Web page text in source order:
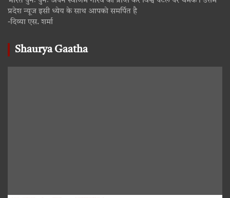
प्रदेश न्यूज इसी ध्येय के साथ आपको समर्पित है
-दिव्या एस. शर्मा
Shaurya Gaatha